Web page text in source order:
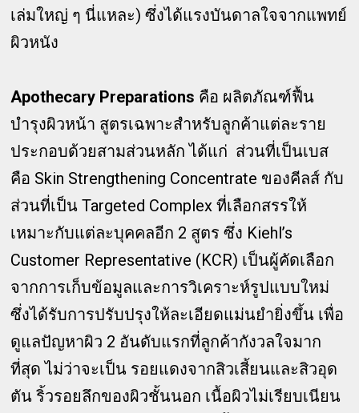
เล่มใหญ่ ๆ นี่แหละ) ซึ่งได้แรงบันดาลใจจากแพทย์
ผิวหนัง
Apothecary Preparations คือ ผลิตภัณฑ์ฟื้น
บำรุงผิวหน้า สูตรเฉพาะสำหรับลูกค้าแต่ละราย
ประกอบด้วยสามส่วนหลัก ได้แก่ ส่วนที่เป็นเบส
คือ Skin Strengthening Concentrate ของคีลส์ กับ
ส่วนที่เป็น Targeted Complex ที่เลือกสรรให้
เหมาะกับแต่ละบุคคลอีก 2 สูตร ซึ่ง Kiehl’s
Customer Representative (KCR) เป็นผู้คัดเลือก
จากการเก็บข้อมูลและการวิเคราะห์รูปแบบใหม่
ซึ่งได้รับการปรับปรุงให้ละเอียดแม่นยำยิ่งขึ้น เพื่อ
ดูแลปัญหาผิว 2 อันดับแรกที่ลูกค้ากังวลใจมาก
ที่สุด ไม่ว่าจะเป็น รอยแดงจากสิวเสี้ยนและสิวอุด
ตัน ริ้วรอยลึกของผิวชั้นนอก เนื้อผิวไม่เรียบเนียน